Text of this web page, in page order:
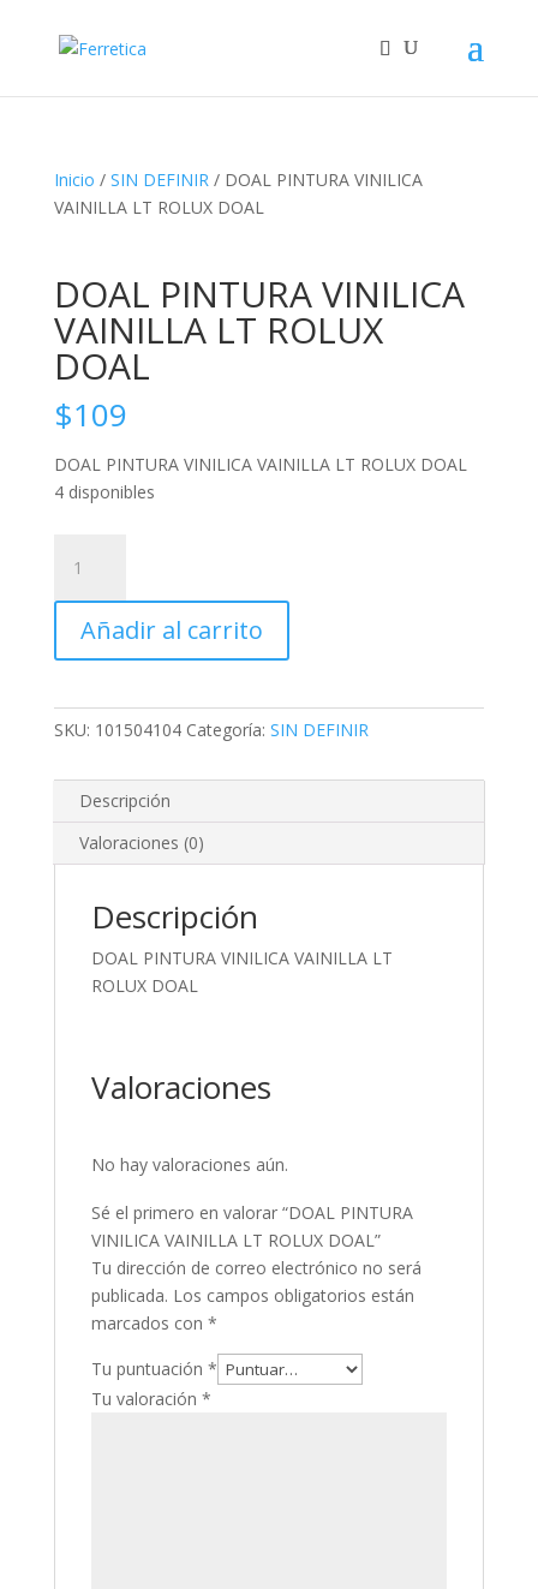
Inicio / SIN DEFINIR/ DOAL PINTURA VINILICA
VAINILLA LT ROLUX DOAL
DOAL PINTURA VINILICA
VAINILLA LT ROLUX
DOAL
$109
DOAL PINTURA VINILICA VAINILLA LT ROLUX DOAL
4 disponibles
PINTURA
VINILICA
VAINILLA
LT
DOAL
cantidad
Añadir al carrito
SKU: 101504104 Categoría: SIN DEFINIR
Descripción
Valoraciones (0)
Descripción
DOAL PINTURA VINILICA VAINILLA LT
ROLUX DOAL
Valoraciones
No hay valoraciones aún.
Sé el primero en valorar “DOAL PINTURA
VINILICA VAINILLA LT ROLUX DOAL”
Tu dirección de correo electrónico no será
publicada. Los campos obligatorios están
marcados con *
Tu puntuación *
Tu valoración *